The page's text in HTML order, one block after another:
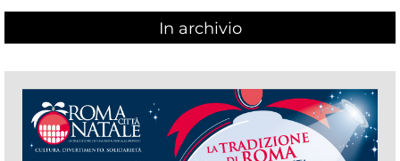
In archivio